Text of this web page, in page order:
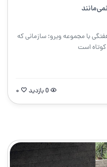
با مجموعه ویرو؛ سازمانی که
کوتاه است
0 بازدید ۰